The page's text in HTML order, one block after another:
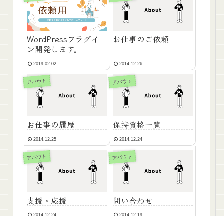
WordPressプラグイ
ン開発します。
2019.02.02
お仕事のご依頼
2014.12.26
アバウト
お仕事の履歴
2014.12.25
アバウト
保持資格一覧
2014.12.24
アバウト
支援・応援
2014.12.24
アバウト
問い合わせ
2014.12.19